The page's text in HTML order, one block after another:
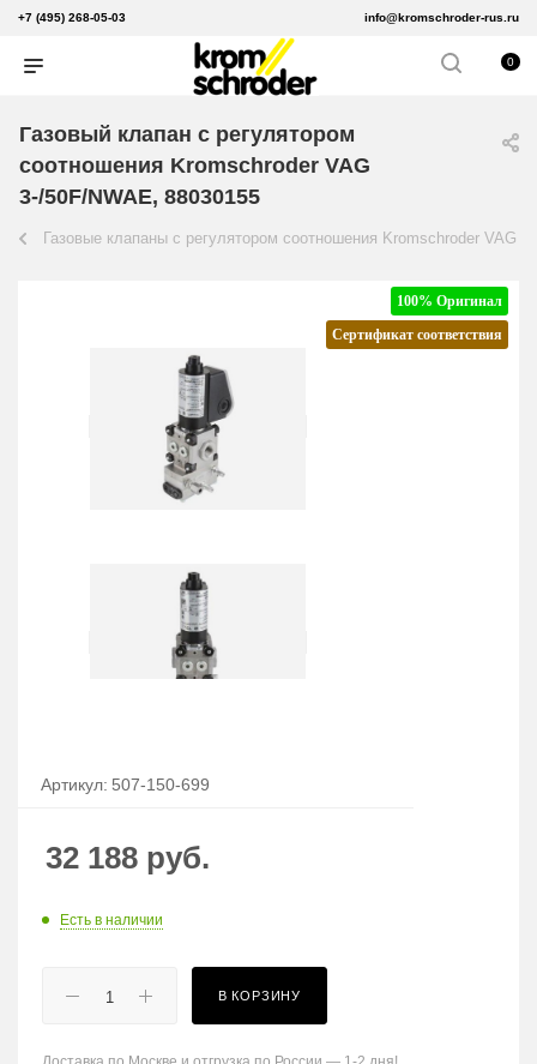
+7 (495) 268-05-03 info@kromschroder-rus.ru
0
Газовый клапан с регулятором
соотношения Kromschroder VAG
3-/50F/NWAE, 88030155
Газовые клапаны с регулятором соотношения Kromschroder VAG
100% Оригинал
Сертификат соответствия
Артикул: 507-150-699
32 188 руб.
Есть в наличии
В КОРЗИНУ